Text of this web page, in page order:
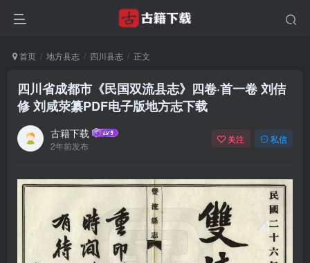
首页 地方县志 四川县志 正文
四川省成都市《民国双流县志》四卷·首一卷 刘佶
修 刘咸荥纂PDF电子版地方志下载
古籍下载
2年前发布
关注 私信